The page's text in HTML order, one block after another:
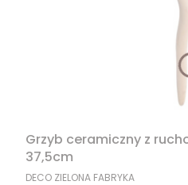
Grzyb ceramiczny z
37,5cm
PRODUCENT
DECO ZIELONA FABRYKA